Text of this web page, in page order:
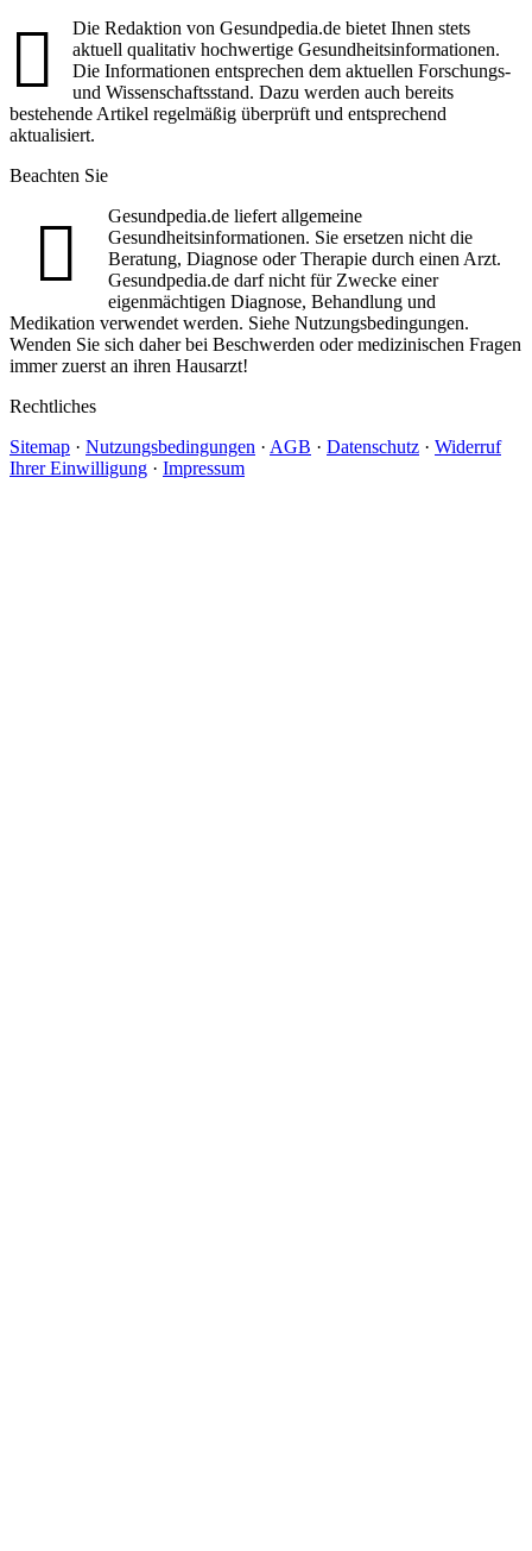
Die Redaktion von Gesundpedia.de bietet Ihnen stets
aktuell qualitativ hochwertige Gesundheitsinformationen.
Die Informationen entsprechen dem aktuellen Forschungs-
und Wissenschaftsstand. Dazu werden auch bereits
bestehende Artikel regelmäßig überprüft und entsprechend
aktualisiert.
Beachten Sie
Gesundpedia.de liefert allgemeine
Gesundheitsinformationen. Sie ersetzen nicht die
Beratung, Diagnose oder Therapie durch einen Arzt.
Gesundpedia.de darf nicht für Zwecke einer
eigenmächtigen Diagnose, Behandlung und
Medikation verwendet werden. Siehe Nutzungsbedingungen.
Wenden Sie sich daher bei Beschwerden oder medizinischen Fragen
immer zuerst an ihren Hausarzt!
Rechtliches
Sitemap · Nutzungsbedingungen · AGB · Datenschutz · Widerruf
Ihrer Einwilligung · Impressum